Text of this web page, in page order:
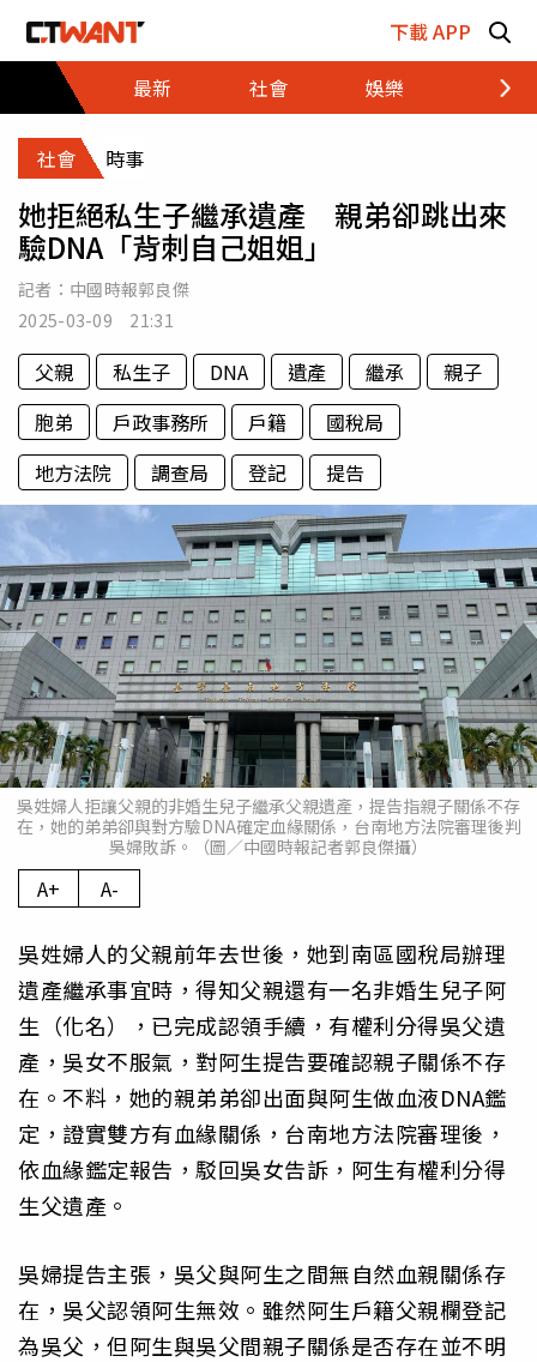
下載 APP
最新
社會 娛樂 財經
社會 時事
她拒絕私生子繼承遺產 親弟卻跳出來
驗DNA「背刺自己姐姐」
記者： 中國時報郭良傑
2025-03-09 21:31
父親 私生子 DNA 遺產 繼承
親子
胞弟
戶政事務所 戶籍
國稅局
地方法院
調查局 登記 提告
吳姓婦人拒讓父親的非婚生兒子繼承父親遺產，提告指親子關係不存
在，她的弟弟卻與對方驗DNA確定血緣關係，台南地方法院審理後判
吳婦敗訴。（圖／中國時報記者郭良傑攝）
A+ A-
吳姓婦人的父親前年去世後，她到南區國稅局辦理
遺產繼承事宜時，得知父親還有一名非婚生兒子阿
生（化名），已完成認領手續，有權利分得吳父遺
產，吳女不服氣，對阿生提告要確認親子關係不存
在。不料，她的親弟弟卻出面與阿生做血液DNA鑑
定，證實雙方有血緣關係，台南地方法院審理後，
依血緣鑑定報告，駁回吳女告訴，阿生有權利分得
生父遺產。
吳婦提告主張，吳父與阿生之間無自然血親關係存
在，吳父認領阿生無效。雖然阿生戶籍父親欄登記
為吳父，但阿生與吳父間親子關係是否存在並不明